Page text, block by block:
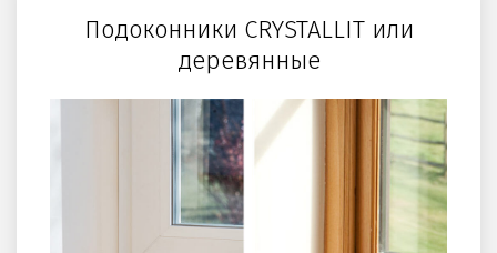
Подоконники CRYSTALLIT или
деревянные